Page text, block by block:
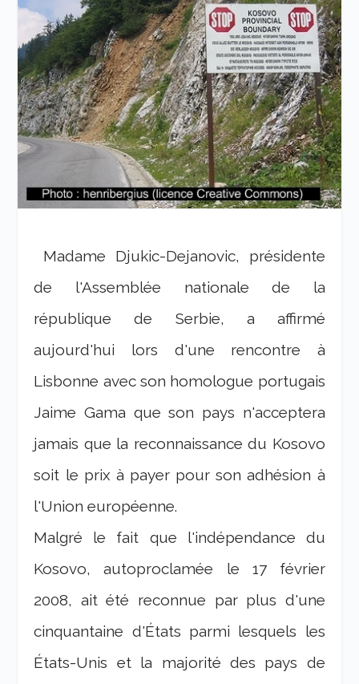
Madame Djukic-Dejanovic, présidente
de l'Assemblée nationale de la
république de Serbie, a affirmé
aujourd'hui lors d'une rencontre à
Lisbonne avec son homologue portugais
Jaime Gama que son pays n'acceptera
jamais que la reconnaissance du Kosovo
soit le prix à payer pour son adhésion à
l'Union européenne.
Malgré le fait que l'indépendance du
Kosovo, autoproclamée le 17 février
2008, ait été reconnue par plus d'une
cinquantaine d'États parmi lesquels les
États-Unis et la majorité des pays de